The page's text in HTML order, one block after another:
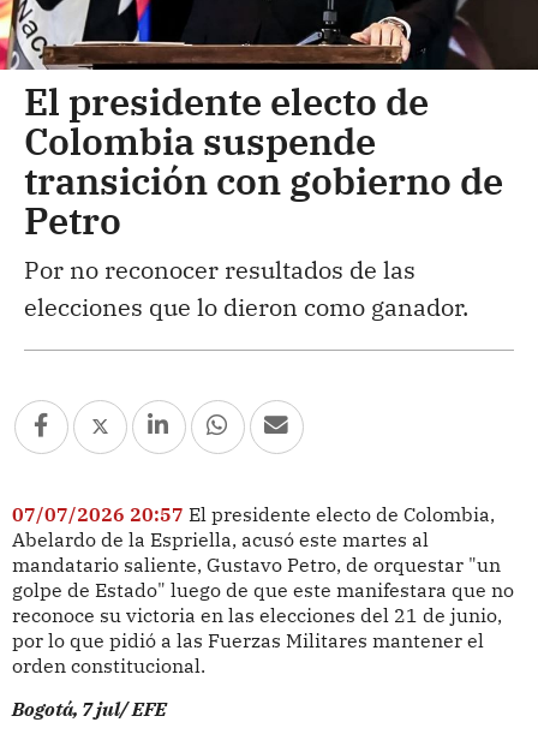
El presidente electo de
Colombia suspende
transición con gobierno de
Petro
Por no reconocer resultados de las
elecciones que lo dieron como ganador.
07/07/2026 20:57 El presidente electo de Colombia,
Abelardo de la Espriella, acusó este martes al
mandatario saliente, Gustavo Petro, de orquestar "un
golpe de Estado" luego de que este manifestara que no
reconoce su victoria en las elecciones del 21 de junio,
por lo que pidió a las Fuerzas Militares mantener el
orden constitucional.
Bogotá, 7 jul/ EFE